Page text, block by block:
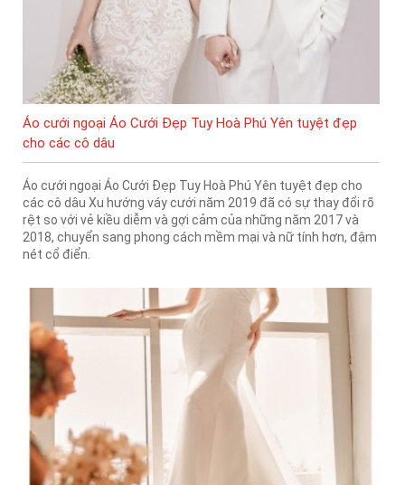
Áo cưới ngoại Áo Cưới Đẹp Tuy Hoà Phú Yên tuyệt đẹp
cho các cô dâu
Áo cưới ngoại Áo Cưới Đẹp Tuy Hoà Phú Yên tuyệt đẹp cho
các cô dâu Xu hướng váy cưới năm 2019 đã có sự thay đổi rõ
rệt so với vẻ kiều diễm và gợi cảm của những năm 2017 và
2018, chuyển sang phong cách mềm mại và nữ tính hơn, đậm
nét cổ điển.